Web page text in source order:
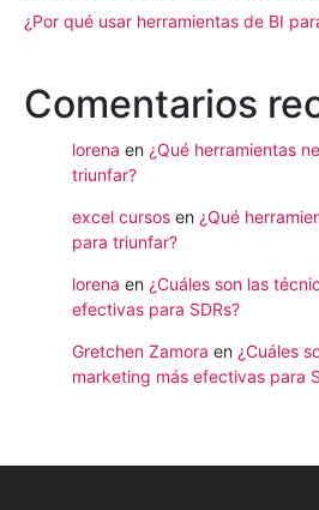
¿Por qué usar herramientas de BI
Comentarios
lorena en ¿Qué herramientas
triunfar?
excel cursos en ¿Qué
para triunfar?
lorena en ¿Cuáles son las
efectivas para SDRs?
Gretchen Zamora en ¿Cuáles
marketing más efectivas para